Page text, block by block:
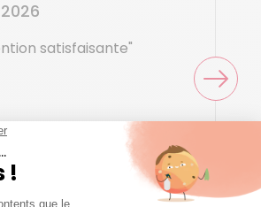
satisfaisante"
G.